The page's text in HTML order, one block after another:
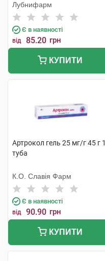
Лубнифарм
Є в наявності
від 85.20 грн
КУПИТИ
Артрокол гель 25 мг/г 45 г 1
туба
К.О. Славія Фарм
Є в наявності
від 90.90 грн
КУПИТИ